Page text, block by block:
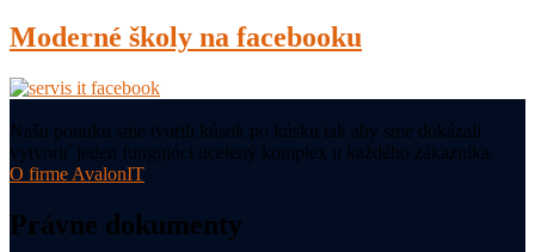
Moderné školy na facebooku
Našu ponuku sme tvorili kúsok po kúsku tak aby sme dokázali
vytvoriť jeden fungujúci ucelený komplex u každého zákazníka.
O firme AvalonIT
Právne dokumenty